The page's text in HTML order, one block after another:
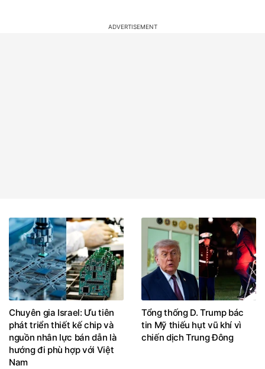
Chuyên gia Israel: Ưu tiên
phát triển thiết kế chip và
nguồn nhân lực bán dẫn là
hướng đi phù hợp với Việt
Nam
Tổng thống D. Trump bác
tin Mỹ thiếu hụt vũ khí vì
chiến dịch Trung Đông